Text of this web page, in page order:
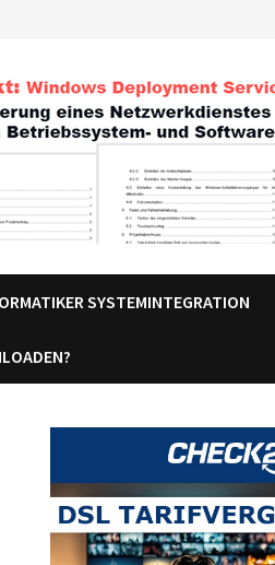
SYSTEMINTEGRATION